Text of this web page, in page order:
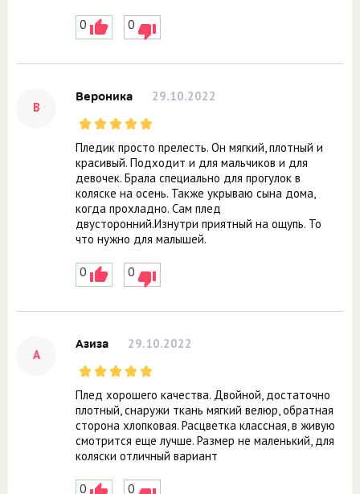
0 0
В
Вероника 29.10.2022
Пледик просто прелесть. Он мягкий, плотный и
красивый. Подходит и для мальчиков и для
девочек. Брала специально для прогулок в
коляске на осень. Также укрываю сына дома,
когда прохладно. Сам плед
двусторонний.Изнутри приятный на ощупь. То
что нужно для малышей.
0 0
А
Азиза 29.10.2022
Плед хорошего качества. Двойной, достаточно
плотный, снаружи ткань мягкий велюр, обратная
сторона хлопковая. Расцветка классная, в живую
смотрится еще лучше. Размер не маленький, для
коляски отличный вариант
0 0